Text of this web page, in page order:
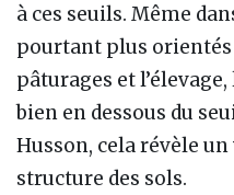
à ces seuils. Même
pourtant plus orientés
pâturages et
bien en dessous du
Husson, cela révèle
structure des sols.